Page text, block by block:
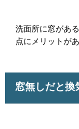
洗面所に窓があ
点にメリットが
窓無しだと換